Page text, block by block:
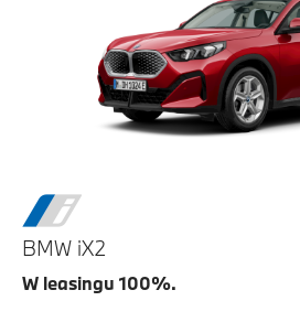
BMW iX2
W leasingu 100%.